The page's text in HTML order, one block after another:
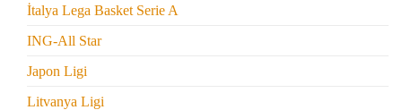
İtalya Lega Basket Serie A
ING-All Star
Japon Ligi
Litvanya Ligi